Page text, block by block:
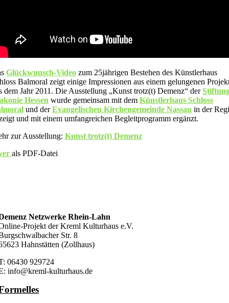
Glückwunsch-Video zum 25jährigen Bestehen des Künstlerhaus
Balmoral zeigt einige Impressionen aus einem gelungenen
dem Jahr 2011. Die Ausstellung „Kunst trotz(t) Demenz“ der
Hessen wurde gemeinsam mit dem Künstlerhaus Schloss
und derEvangelischen Kirchengemeinde Nassau in der
und mit einem umfangreichen Begleitprogramm ergänzt.
zur Ausstellung: Kunst trotz(t) Demenz
als PDF-Datei
Netzwerke Rhein-Lahn
Projekt der Kreml Kulturhaus e.V.
Str. 8
Hahnstätten (Zollhaus)
06430 929724
info@kreml-kulturhaus.de